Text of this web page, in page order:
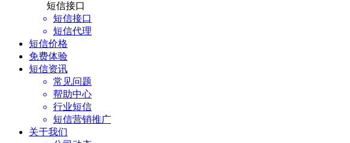
短信接口
短信接口
短信代理
短信价格
免费体验
短信资讯
常见问题
帮助中心
行业短信
短信营销推广
关于我们